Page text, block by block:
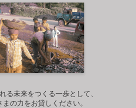
る未来をつくる一歩として、
の力をお貸しください。